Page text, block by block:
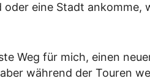
eine Stadt ankomme,
Weg für mich, einen
während der Touren